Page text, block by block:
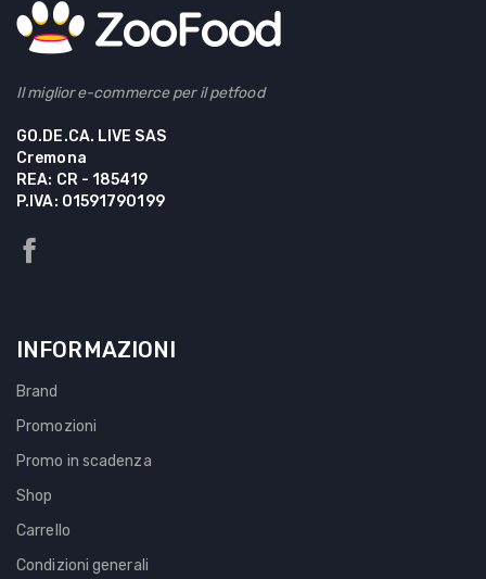
Il miglior e-commerce per il petfood
GO.DE.CA. LIVE SAS
Cremona
REA: CR - 185419
P.IVA: 01591790199
INFORMAZIONI
Brand
Promozioni
Promo in scadenza
Shop
Carrello
Condizioni generali